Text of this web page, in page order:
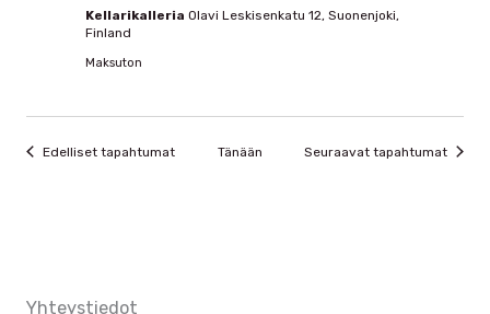
Kellarikalleria Olavi Leskisenkatu 12, Suonenjoki,
Finland
Maksuton
Edelliset tapahtumat Tänään Seuraavat tapahtumat
Yhteystiedot